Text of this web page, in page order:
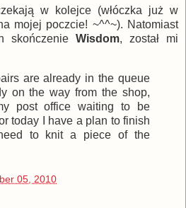
w kolejce (włóczka już w
mojej poczcie! ~^^~). Natomiast
skończenie Wisdom, został mi
are already in the queue
on the way from the shop,
post office waiting to be
today I have a plan to finish
to knit a piece of the
05, 2010